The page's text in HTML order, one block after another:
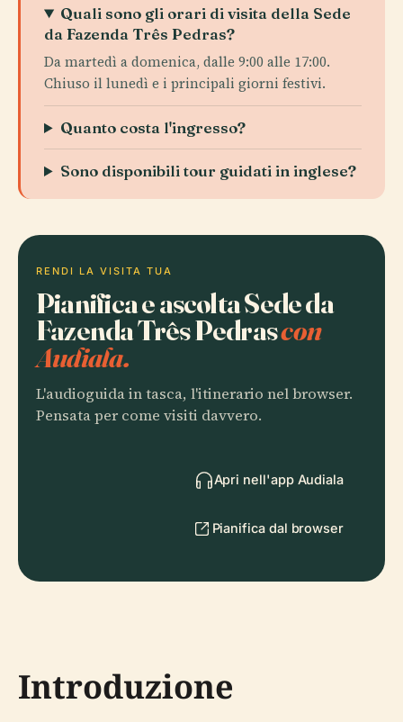
Quali sono gli orari di visita della Sede
da Fazenda Três Pedras?
Da martedì a domenica, dalle 9:00 alle 17:00.
Chiuso il lunedì e i principali giorni festivi.
Quanto costa l'ingresso?
Sono disponibili tour guidati in inglese?
RENDI LA VISITA TUA
Pianifica e ascolta Sede da
Fazenda Três Pedrascon
Audiala.
L'audioguida in tasca, l'itinerario nel browser.
Pensata per come visiti davvero.
Apri nell'app Audiala
Pianifica dal browser
Introduzione